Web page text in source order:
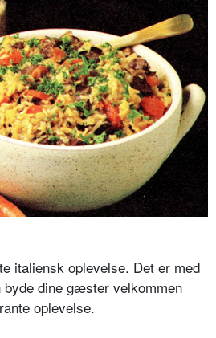
italiensk oplevelse. Det er med
dine gæster velkommen
oplevelse.